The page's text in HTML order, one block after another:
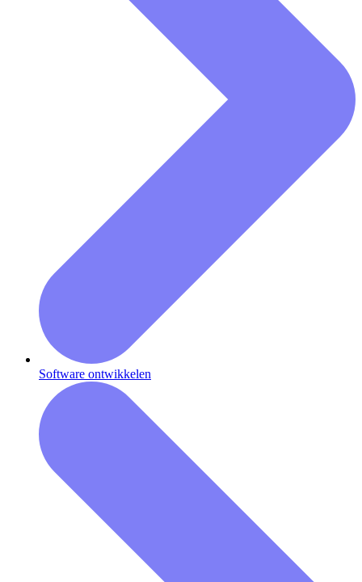
Software ontwikkelen